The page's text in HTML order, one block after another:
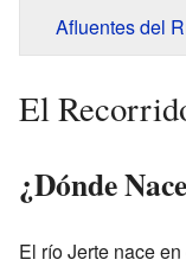
Afluentes del
El
¿Dónde
El río Jerte nace